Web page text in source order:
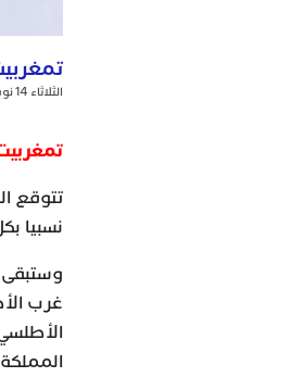
الثلاثاء 14 نوفمبر 2023 - 11:23
تتوقع
نسبيا
وستبقى
غرب